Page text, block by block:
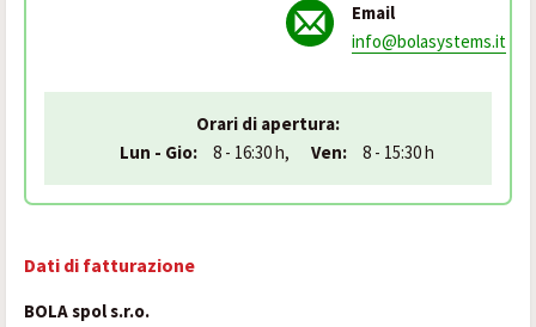
Email
info@bolasystems.it
Orari di apertura:
Lun - Gio:
8 - 16:30 h, Ven: 8 - 15:30 h
Dati di fatturazione
BOLA spol s.r.o.